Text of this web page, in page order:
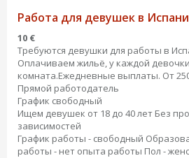
Работа для девушек в
10 €
Требуются девушки для работы в
Оплачиваем жильё, у каждой
комната.Ежедневные выплаты. От
Прямой работодатель
График свободный
Ищем девушек от 18 до 40 лет Без
зависимостей
График работы - свободный
работы - нет опыта работы Пол -